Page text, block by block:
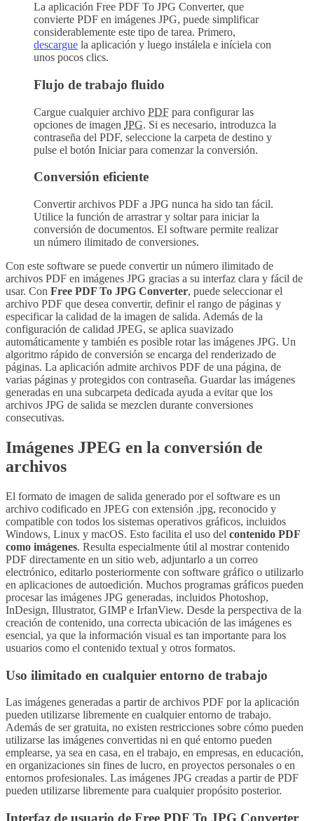
La aplicación Free PDF To JPG Converter, que
convierte PDF en imágenes JPG, puede simplificar
considerablemente este tipo de tarea. Primero,
descargue la aplicación y luego instálela e iníciela con
unos pocos clics.
Flujo de trabajo fluido
Cargue cualquier archivo PDF para configurar las
opciones de imagen JPG. Si es necesario, introduzca la
contraseña del PDF, seleccione la carpeta de destino y
pulse el botón Iniciar para comenzar la conversión.
Conversión eficiente
Convertir archivos PDF a JPG nunca ha sido tan fácil.
Utilice la función de arrastrar y soltar para iniciar la
conversión de documentos. El software permite realizar
un número ilimitado de conversiones.
Con este software se puede convertir un número ilimitado de
archivos PDF en imágenes JPG gracias a su interfaz clara y fácil de
usar. Con Free PDF To JPG Converter, puede seleccionar el
archivo PDF que desea convertir, definir el rango de páginas y
especificar la calidad de la imagen de salida. Además de la
configuración de calidad JPEG, se aplica suavizado
automáticamente y también es posible rotar las imágenes JPG. Un
algoritmo rápido de conversión se encarga del renderizado de
páginas. La aplicación admite archivos PDF de una página, de
varias páginas y protegidos con contraseña. Guardar las imágenes
generadas en una subcarpeta dedicada ayuda a evitar que los
archivos JPG de salida se mezclen durante conversiones
consecutivas.
Imágenes JPEG en la conversión de
archivos
El formato de imagen de salida generado por el software es un
archivo codificado en JPEG con extensión .jpg, reconocido y
compatible con todos los sistemas operativos gráficos, incluidos
Windows, Linux y macOS. Esto facilita el uso del contenido PDF
como imágenes. Resulta especialmente útil al mostrar contenido
PDF directamente en un sitio web, adjuntarlo a un correo
electrónico, editarlo posteriormente con software gráfico o utilizarlo
en aplicaciones de autoedición. Muchos programas gráficos pueden
procesar las imágenes JPG generadas, incluidos Photoshop,
InDesign, Illustrator, GIMP e IrfanView. Desde la perspectiva de la
creación de contenido, una correcta ubicación de las imágenes es
esencial, ya que la información visual es tan importante para los
usuarios como el contenido textual y otros formatos.
Uso ilimitado en cualquier entorno de trabajo
Las imágenes generadas a partir de archivos PDF por la aplicación
pueden utilizarse libremente en cualquier entorno de trabajo.
Además de ser gratuita, no existen restricciones sobre cómo pueden
utilizarse las imágenes convertidas ni en qué entorno pueden
emplearse, ya sea en casa, en el trabajo, en empresas, en educación,
en organizaciones sin fines de lucro, en proyectos personales o en
entornos profesionales. Las imágenes JPG creadas a partir de PDF
pueden utilizarse libremente para cualquier propósito posterior.
Interfaz de usuario de Free PDF To JPG Converter